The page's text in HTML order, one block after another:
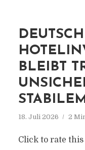
BLEIBT
18. Juli 2026 2
Click to rate this